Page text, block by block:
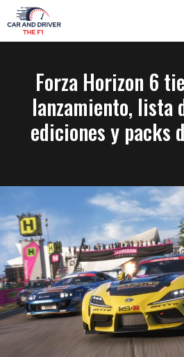
Saltar
al
contenido
Forza Horizon 6
lanzamiento, lista
ediciones y packs